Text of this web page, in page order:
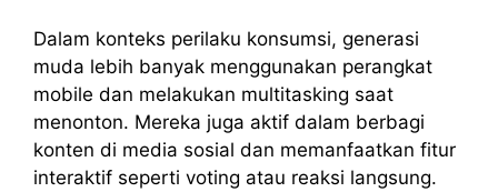
Dalam konteks perilaku konsumsi, generasi
muda lebih banyak menggunakan perangkat
mobile dan melakukan multitasking saat
menonton. Mereka juga aktif dalam berbagi
konten di media sosial dan memanfaatkan fitur
interaktif seperti voting atau reaksi langsung.